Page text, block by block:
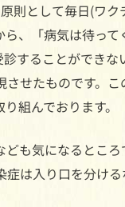
則として毎日(ワ
、「病気は待っ
することができ
せたものです。
組んでおります。
も気になるところ
は入り口を分け